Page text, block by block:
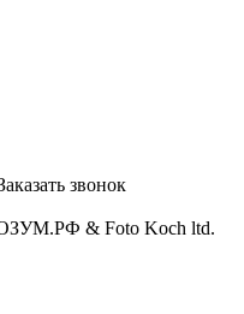
звонок
& Foto Koch ltd.